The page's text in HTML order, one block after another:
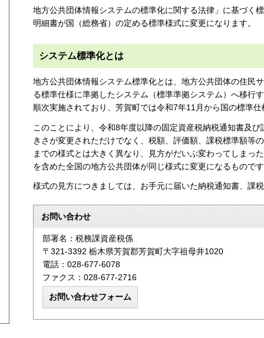
地方公共団体情報システムの標準化に関する法律」に基づく
明細書が国（総務省）の定める標準様式に変更になります。
システム標準化とは
地方公共団体情報システム標準化とは、地方公共団体の住民
る標準仕様に準拠したシステム（標準準拠システム）へ移行
順次実施されており、芳賀町では令和7年11月から国の標準仕
このことにより、令和8年度以降の固定資産税納税通知書及
きさが変更されただけでなく、税額、評価額、課税標準額等
までの様式とは大きく異なり、見方がだいぶ変わってしまっ
を含めた全国の地方公共団体が同じ様式に変更になるもので
様式の見方につきましては、お手元に届いた納税通知書、課
お問い合わせ
部署名：税務課資産税係
〒321-3392 栃木県芳賀郡芳賀町大字祖母井1020
電話：028-677-6078
ファクス：028-677-2716